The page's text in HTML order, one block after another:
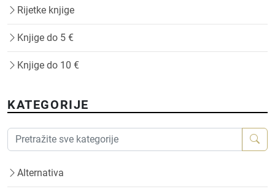
Rijetke knjige
Knjige do 5 €
Knjige do 10 €
KATEGORIJE
Alternativa